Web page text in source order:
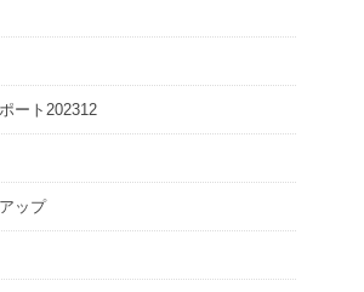
ート202312
ップ